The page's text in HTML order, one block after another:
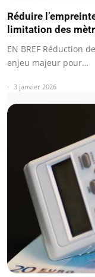
Réduire
limitation des
EN BREF Réduction
enjeu majeur pour…
3 janvier 2026